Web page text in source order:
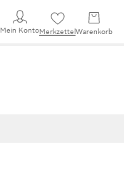
Mein KontoMerkzettel Warenkorb